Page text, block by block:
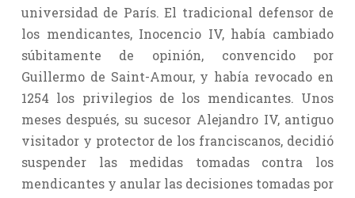
universidad de París. El tradicional defensor de
los mendicantes, Inocencio IV, había cambiado
súbitamente de opinión, convencido por
Guillermo de Saint-Amour, y había revocado en
1254 los privilegios de los mendicantes. Unos
meses después, su sucesor Alejandro IV, antiguo
visitador y protector de los franciscanos, decidió
suspender las medidas tomadas contra los
mendicantes y anular las decisiones tomadas por